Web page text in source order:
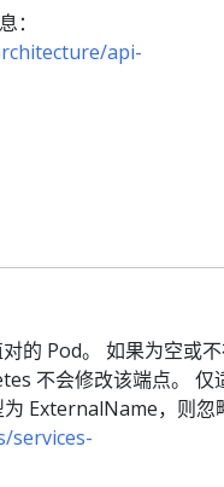
：
api-
的 Pod。 如果为空或
不会修改该端点。 仅
ExternalName，则忽
services-